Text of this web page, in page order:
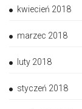
kwiecień 2018
marzec 2018
luty 2018
styczeń 2018